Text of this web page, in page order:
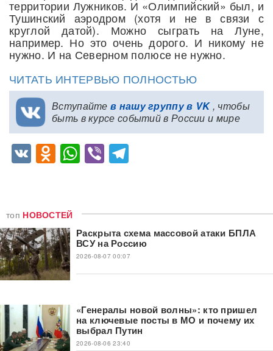
территории Лужников. И «Олимпийский» был, и
Тушинский аэродром (хотя и не в связи с
круглой датой). Можно сыграть на Луне,
например. Но это очень дорого. И никому не
нужно. И на Северном полюсе не нужно.
ЧИТАТЬ ИНТЕРВЬЮ ПОЛНОСТЬЮ
Вступайте в нашу группу в VK, чтобы
быть в курсе событий в России и мире
VKOdnoklassniki
WhatsApp
Viber
топ НОВОСТЕЙ
Раскрыта схема массовой атаки БПЛА
ВСУ на Россию
2026-08-07 00:07
«Генералы новой волны»: кто пришел
на ключевые посты в МО и почему их
выбрал Путин
2026-08-06 23:40